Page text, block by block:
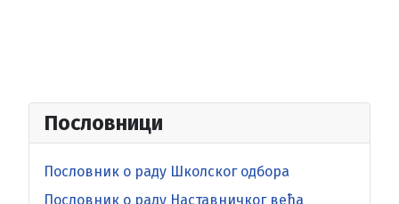
Пословници
Пословник о раду Школског одбора
Пословник о раду Наставничког већа